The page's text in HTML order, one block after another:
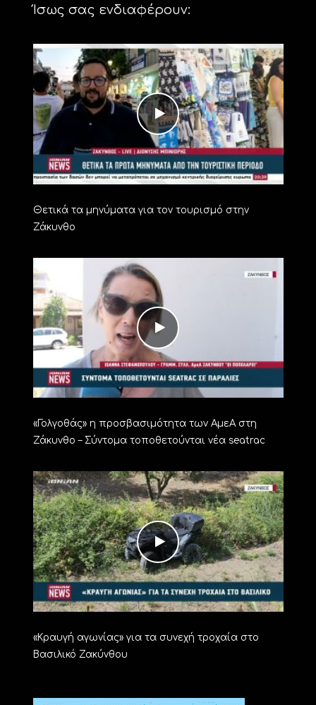
Ίσως σας ενδιαφέρουν:
Θετικά τα μηνύματα για τον τουρισμό στην
Ζάκυνθο
«Γολγοθάς» η προσβασιμότητα των ΑμεΑ στη
Ζάκυνθο – Σύντομα τοποθετούνται νέα seatrac
«Kραυγή αγωνίας» για τα συνεχή τροχαία στο
Βασιλικό Ζακύνθου